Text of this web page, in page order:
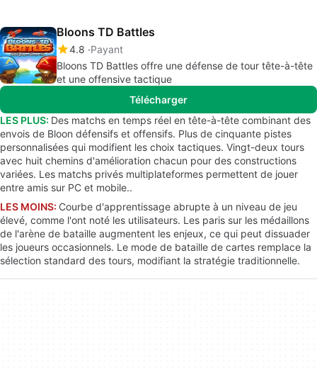
Bloons TD Battles
4.8 Payant
Bloons TD Battles offre une défense de tour tête-à-tête
et une offensive tactique
Télécharger
LES PLUS: Des matchs en temps réel en tête-à-tête combinant des
envois de Bloon défensifs et offensifs. Plus de cinquante pistes
personnalisées qui modifient les choix tactiques. Vingt-deux tours
avec huit chemins d'amélioration chacun pour des constructions
variées. Les matchs privés multiplateformes permettent de jouer
entre amis sur PC et mobile..
LES MOINS: Courbe d'apprentissage abrupte à un niveau de jeu
élevé, comme l'ont noté les utilisateurs. Les paris sur les médaillons
de l'arène de bataille augmentent les enjeux, ce qui peut dissuader
les joueurs occasionnels. Le mode de bataille de cartes remplace la
sélection standard des tours, modifiant la stratégie traditionnelle.